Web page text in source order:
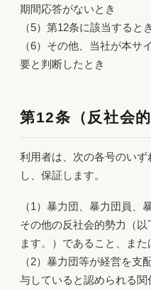
期間応答がないとき
（5）第12条に該当するとき
（6）その他、当社が本サ
要と判断したとき
第12条（反社会
利用者は、次の各号のい
し、保証します。
（1）暴力団、暴力団員、
その他の反社会的勢力（
ます。）であること、ま
（2）暴力団等が経営を支
与していると認められる関